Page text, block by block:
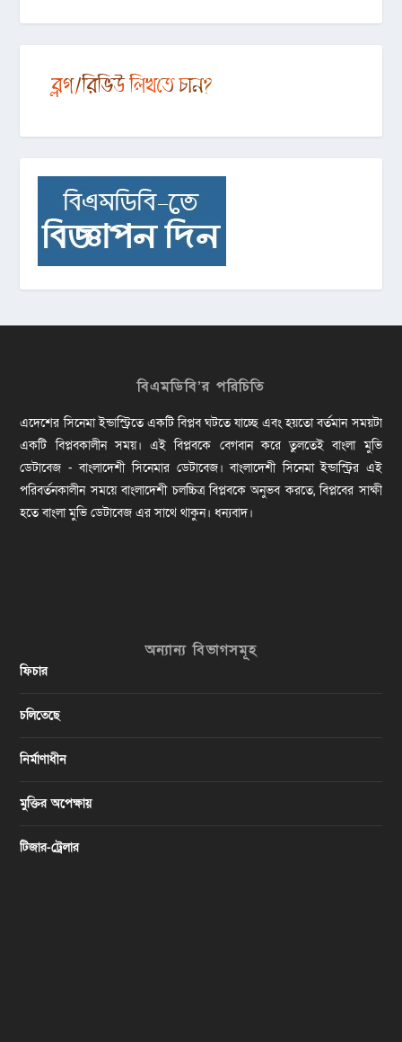
বিএমডিবি’র পরিচিতি
এদেশের সিনেমা ইন্ডাস্ট্রিতে একটি বিপ্লব ঘটতে যাচ্ছে এবং হয়তো বর্তমান সময়টা
একটি বিপ্লবকালীন সময়। এই বিপ্লবকে বেগবান করে তুলতেই বাংলা মুভি
ডেটাবেজ - বাংলাদেশী সিনেমার ডেটাবেজ। বাংলাদেশী সিনেমা ইন্ডাস্ট্রির এই
পরিবর্তনকালীন সময়ে বাংলাদেশী চলচ্চিত্র বিপ্লবকে অনুভব করতে, বিপ্লবের সাক্ষী
হতে বাংলা মুভি ডেটাবেজ এর সাথে থাকুন। ধন্যবাদ।
অন্যান্য বিভাগসমূহ
ফিচার
চলিতেছে
নির্মাণাধীন
মুক্তির অপেক্ষায়
টিজার-ট্রেলার